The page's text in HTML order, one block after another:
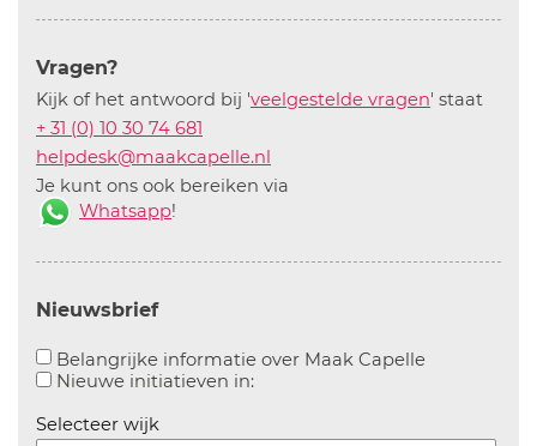
Vragen?
Kijk of het antwoord bij 'veelgestelde vragen' staat
+ 31 (0) 10 30 74 681
helpdesk@maakcapelle.nl
Je kunt ons ook bereiken via
Whatsapp!
Nieuwsbrief
Belangrijke informatie over Maak CapelleAanvinken
Nieuwe initiatieven in:Aanvinken om informatie over
Selecteer wijk